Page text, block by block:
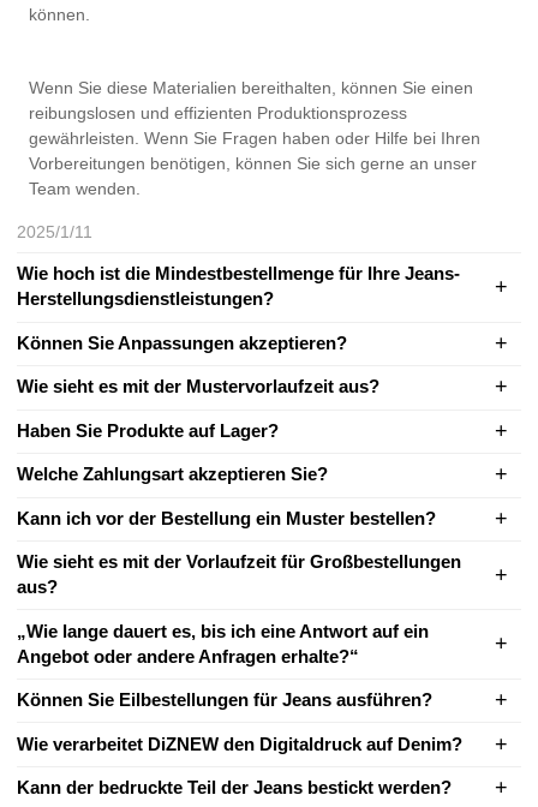
können.
Wenn Sie diese Materialien bereithalten, können Sie einen
reibungslosen und effizienten Produktionsprozess
gewährleisten. Wenn Sie Fragen haben oder Hilfe bei Ihren
Vorbereitungen benötigen, können Sie sich gerne an unser
Team wenden.
2025/1/11
Wie hoch ist die Mindestbestellmenge für Ihre Jeans-
Herstellungsdienstleistungen?
Können Sie Anpassungen akzeptieren?
Wie sieht es mit der Mustervorlaufzeit aus?
Haben Sie Produkte auf Lager?
Welche Zahlungsart akzeptieren Sie?
Kann ich vor der Bestellung ein Muster bestellen?
Wie sieht es mit der Vorlaufzeit für Großbestellungen
aus?
„Wie lange dauert es, bis ich eine Antwort auf ein
Angebot oder andere Anfragen erhalte?“
Können Sie Eilbestellungen für Jeans ausführen?
Wie verarbeitet DiZNEW den Digitaldruck auf Denim?
Kann der bedruckte Teil der Jeans bestickt werden?